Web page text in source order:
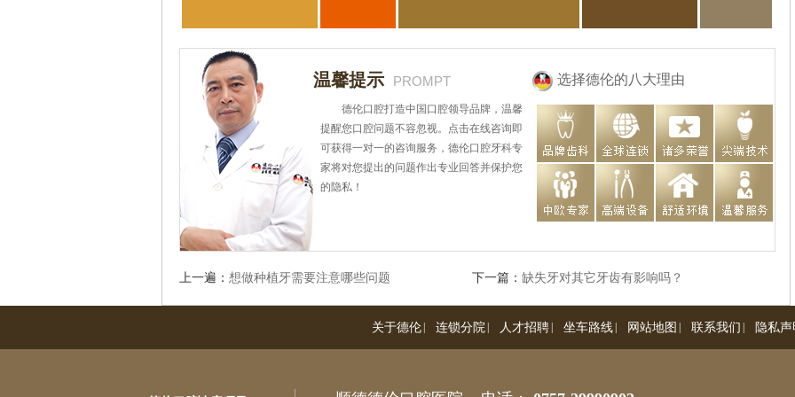
温馨提示 PROMPT
德伦口腔打造中国口腔领导品牌，温馨
提醒您口腔问题不容忽视。点击在线咨询即
可获得一对一的咨询服务，德伦口腔牙科专
家将对您提出的问题作出专业回答并保护您
的隐私！
选择德伦的八大理由
上一遍： 想做种植牙需要注意哪些问题 下一篇： 缺失牙对其它牙齿有影响吗？
关于德伦 连锁分院 人才招聘 坐车路线 网站地图 联系我们 隐私声